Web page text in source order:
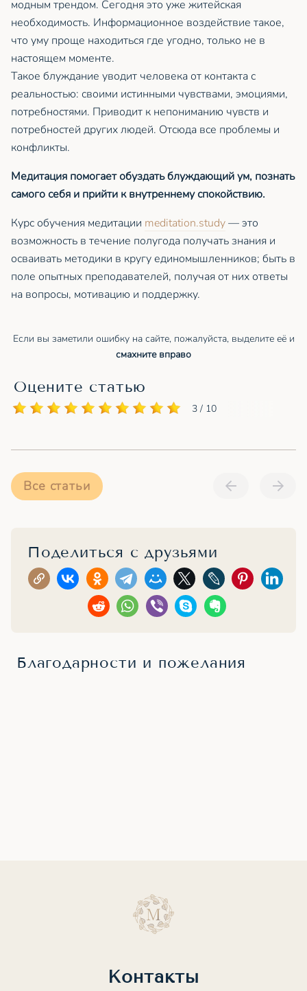
модным трендом. Сегодня это уже житейская
необходимость. Информационное воздействие такое,
что уму проще находиться где угодно, только не в
настоящем моменте.
Такое блуждание уводит человека от контакта с
реальностью: своими истинными чувствами, эмоциями,
потребностями. Приводит к непониманию чувств и
потребностей других людей. Отсюда все проблемы и
конфликты.
Медитация помогает обуздать блуждающий ум, познать
самого себя и прийти к внутреннему спокойствию.
Курс обучения медитации meditation.study— это
возможность в течение полугода получать знания и
осваивать методики в кругу единомышленников; быть в
поле опытных преподавателей, получая от них ответы
на вопросы, мотивацию и поддержку.
Если вы заметили ошибку на сайте, пожалуйста, выделите её и
смахните вправо
Оцените статью
3 / 10
Все статьи
Поделиться с друзьями
Благодарности и пожелания
Контакты